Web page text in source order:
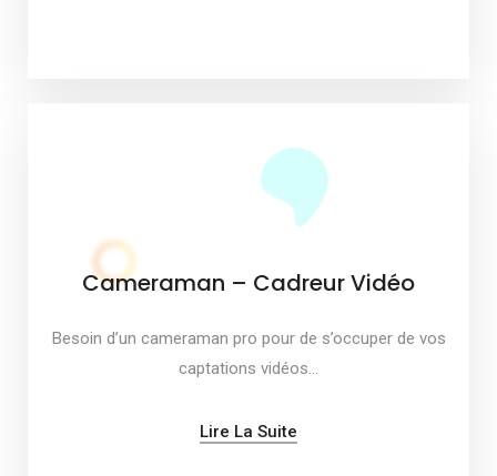
Cameraman – Cadreur Vidéo
Besoin d’un cameraman pro pour de s’occuper de vos
captations vidéos…
Lire La Suite